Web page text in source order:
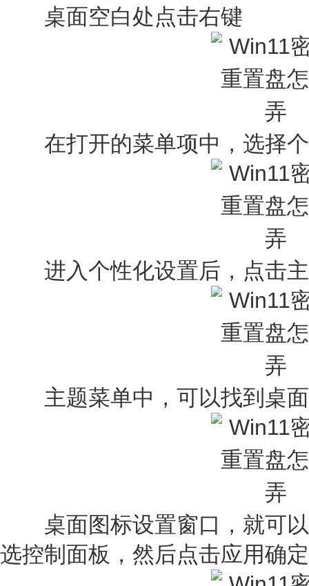
桌面空白处点击右键
在打开的菜单项中，选择
进入个性化设置后，点击主
主题菜单中，可以找到桌面
桌面图标设置窗口，就可以
选控制面板，然后点击应用确